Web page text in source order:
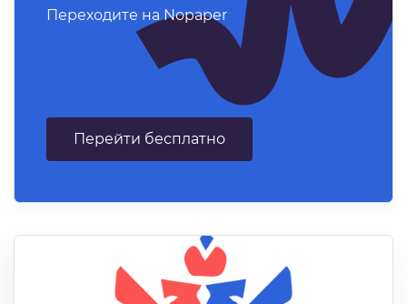
Переходите на Nopaper
Перейти бесплатно